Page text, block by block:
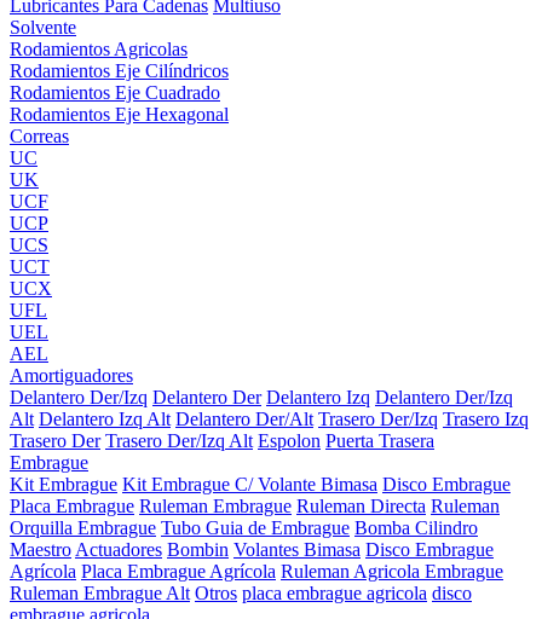
Lubricantes Para Cadenas Multiuso
Solvente
Rodamientos Agricolas
Rodamientos Eje Cilíndricos
Rodamientos Eje Cuadrado
Rodamientos Eje Hexagonal
Correas
UC
UK
UCF
UCP
UCS
UCT
UCX
UFL
UEL
AEL
Amortiguadores
Delantero Der/Izq Delantero Der Delantero Izq Delantero Der/Izq
Alt Delantero Izq Alt Delantero Der/Alt Trasero Der/Izq Trasero Izq
Trasero Der Trasero Der/Izq Alt Espolon Puerta Trasera
Embrague
Kit Embrague Kit Embrague C/ Volante Bimasa Disco Embrague
Placa Embrague Ruleman Embrague Ruleman Directa Ruleman
Orquilla Embrague Tubo Guia de Embrague Bomba Cilindro
Maestro Actuadores Bombin Volantes Bimasa Disco Embrague
Agrícola Placa Embrague Agrícola Ruleman Agricola Embrague
Ruleman Embrague Alt Otros placa embrague agricola disco
embrague agricola